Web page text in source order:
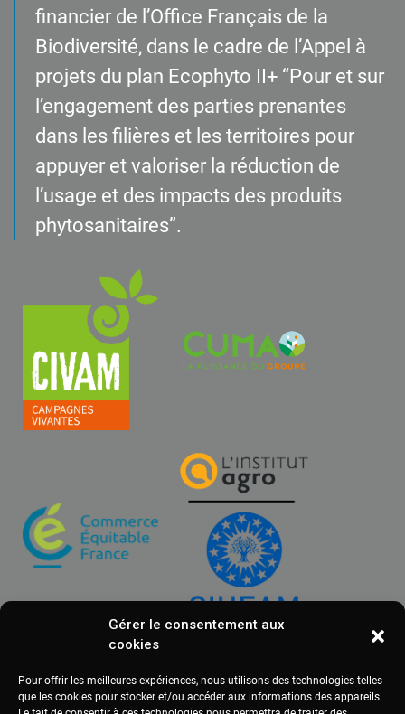
Gérer le consentement aux
cookies
Pour offrir les meilleures expériences, nous utilisons des technologies telles
que les cookies pour stocker et/ou accéder aux informations des appareils.
financier de l’Office Français de la
Biodiversité, dans le cadre de l’Appel à
projets du plan Ecophyto II+ “Pour et sur
l’engagement des parties prenantes
dans les filières et les territoires pour
appuyer et valoriser la réduction de
l’usage et des impacts des produits
phytosanitaires”.